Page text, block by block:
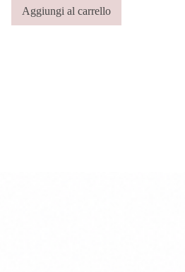
Questo prodotto è realizzato a mano in
Italia dai migliori artigiani.
Aggiungi al carrello